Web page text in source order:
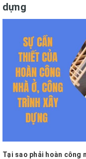
dựng
Tại sao phải hoàn công